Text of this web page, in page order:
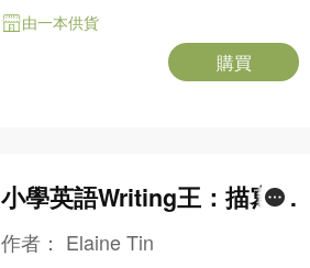
由一本供貨
購買
小學英語Writing王：描寫文
（趣味漫畫學英語）
作者： Elaine Tin